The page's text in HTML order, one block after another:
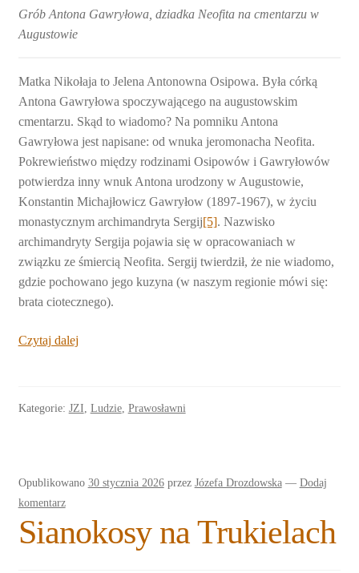
Grób Antona Gawryłowa, dziadka Neofita na cmentarzu w
Augustowie
Matka Nikołaja to Jelena Antonowna Osipowa. Była córką
Antona Gawryłowa spoczywającego na augustowskim
cmentarzu. Skąd to wiadomo? Na pomniku Antona
Gawryłowa jest napisane: od wnuka jeromonacha Neofita.
Pokrewieństwo między rodzinami Osipowów i Gawryłowów
potwierdza inny wnuk Antona urodzony w Augustowie,
Konstantin Michajłowicz Gawryłow (1897-1967), w życiu
monastycznym archimandryta Sergij[5]. Nazwisko
archimandryty Sergija pojawia się w opracowaniach w
związku ze śmiercią Neofita. Sergij twierdził, że nie wiadomo,
gdzie pochowano jego kuzyna (w naszym regionie mówi się:
brata ciotecznego).
Czytaj dalejŚwięty
Kategorie: JZI, Ludzie, Prawosławni
Opublikowano 30 stycznia 2026 przez Józefa Drozdowska — Dodaj
komentarz
Sianokosy na Trukielach